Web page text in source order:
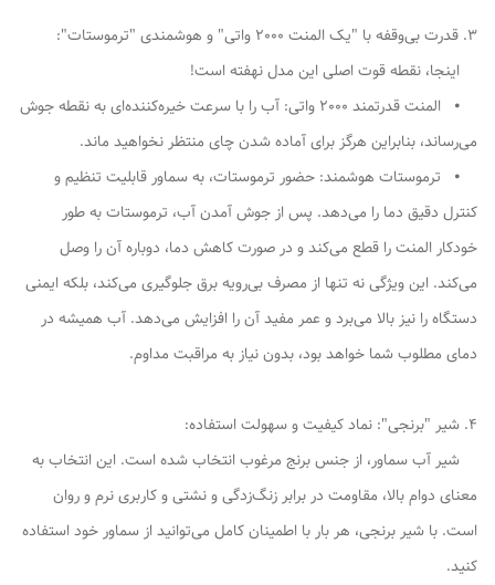
3. قدرت بی‌وقفه با "یک المنت 2000 واتی" و هوشمندی "ترموستات":
اینجا، نقطه قوت اصلی این مدل نهفته است!
⦁ المنت قدرتمند 2000 واتی: آب را با سرعت خیره‌کننده‌ای به نقطه جوش
می‌رساند، بنابراین هرگز برای آماده شدن چای منتظر نخواهید ماند.
⦁ ترموستات هوشمند: حضور ترموستات، به سماور قابلیت تنظیم و
کنترل دقیق دما را می‌دهد. پس از جوش آمدن آب، ترموستات به طور
خودکار المنت را قطع می‌کند و در صورت کاهش دما، دوباره آن را وصل
می‌کند. این ویژگی نه تنها از مصرف بی‌رویه برق جلوگیری می‌کند، بلکه ایمنی
دستگاه را نیز بالا می‌برد و عمر مفید آن را افزایش می‌دهد. آب همیشه در
دمای مطلوب شما خواهد بود، بدون نیاز به مراقبت مداوم.
4. شیر "برنجی": نماد کیفیت و سهولت استفاده:
شیر آب سماور، از جنس برنج مرغوب انتخاب شده است. این انتخاب به
معنای دوام بالا، مقاومت در برابر زنگ‌زدگی و نشتی و کاربری نرم و روان
است. با شیر برنجی، هر بار با اطمینان کامل می‌توانید از سماور خود استفاده
کنید.